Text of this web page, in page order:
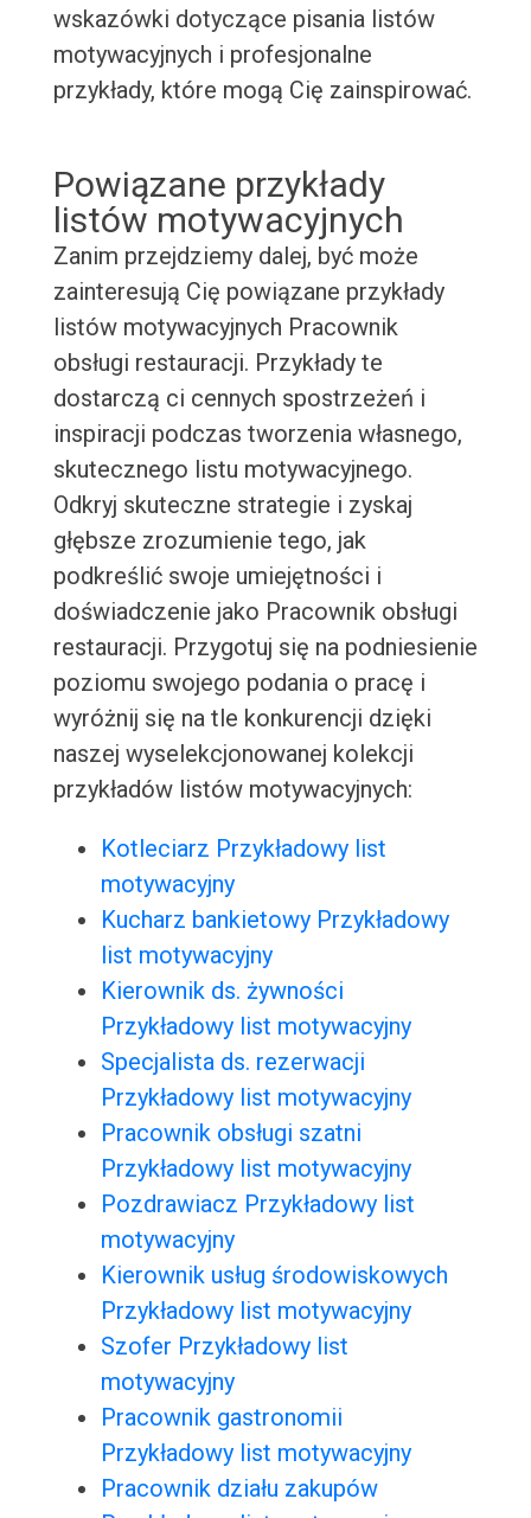
wskazówki dotyczące pisania listów
motywacyjnych i profesjonalne
przykłady, które mogą Cię zainspirować.
Powiązane przykłady
listów motywacyjnych
Zanim przejdziemy dalej, być może
zainteresują Cię powiązane przykłady
listów motywacyjnych Pracownik
obsługi restauracji. Przykłady te
dostarczą ci cennych spostrzeżeń i
inspiracji podczas tworzenia własnego,
skutecznego listu motywacyjnego.
Odkryj skuteczne strategie i zyskaj
głębsze zrozumienie tego, jak
podkreślić swoje umiejętności i
doświadczenie jako Pracownik obsługi
restauracji. Przygotuj się na podniesienie
poziomu swojego podania o pracę i
wyróżnij się na tle konkurencji dzięki
naszej wyselekcjonowanej kolekcji
przykładów listów motywacyjnych:
Kotleciarz Przykładowy list
motywacyjny
Kucharz bankietowy Przykładowy
list motywacyjny
Kierownik ds. żywności
Przykładowy list motywacyjny
Specjalista ds. rezerwacji
Przykładowy list motywacyjny
Pracownik obsługi szatni
Przykładowy list motywacyjny
Pozdrawiacz Przykładowy list
motywacyjny
Kierownik usług środowiskowych
Przykładowy list motywacyjny
Szofer Przykładowy list
motywacyjny
Pracownik gastronomii
Przykładowy list motywacyjny
Pracownik działu zakupów